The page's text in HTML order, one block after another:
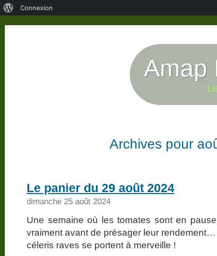
Amap
Archives pour
Le panier du 29 août 2024
dimanche 25 août 2024
Une semaine où les tomates sont en
vraiment avant de présager leur
céleris raves se portent à merveille !
Connexion